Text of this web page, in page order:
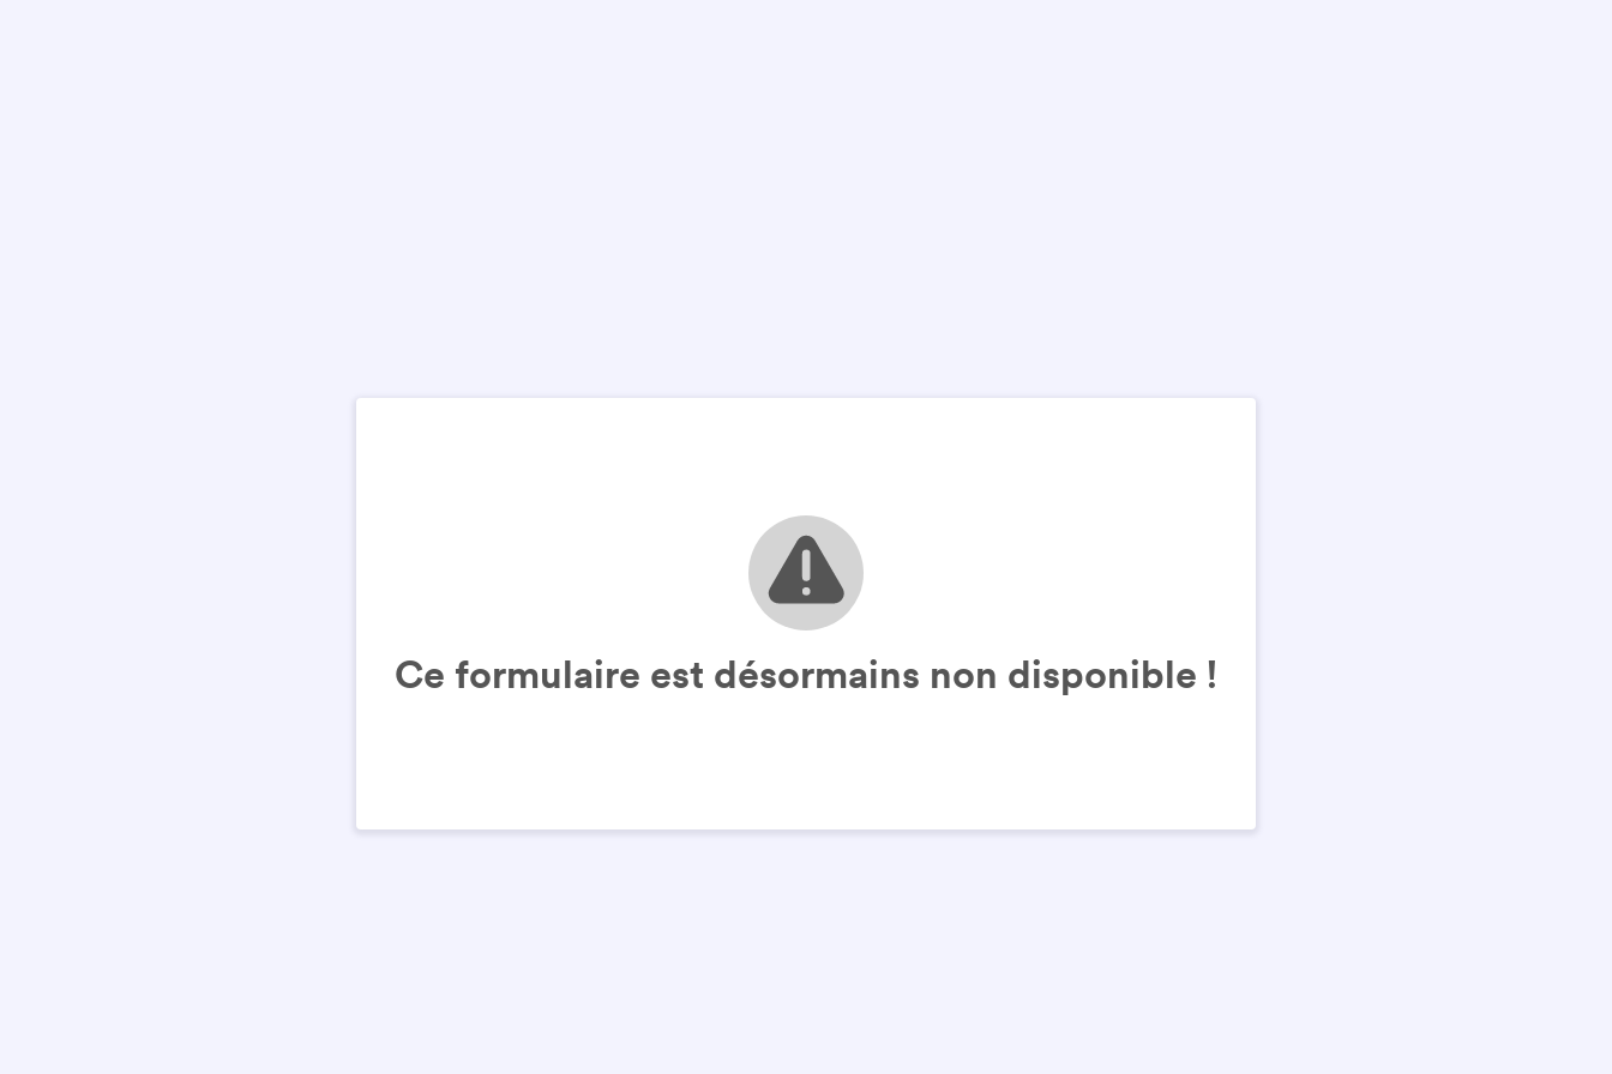
Ce formulaire est désormains non disponible !